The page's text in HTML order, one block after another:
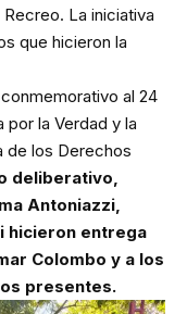
La iniciativa
que hicieron la
al 24
por la Verdad y la
de los Derechos
deliberativo,
Antoniazzi,
hicieron entrega
Colombo y a los
presentes.